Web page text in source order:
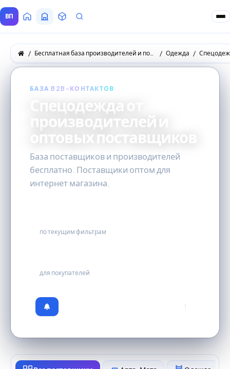
ВП ГлавнаяВсе Поставщики
ТоварыЗапросы покупателей
Бесплатная база производителей и поставщиков товаров оптом Одежда
БАЗА B2B-КОНТАКТОВ
Спецодежда от
производителей и
оптовых поставщиков
База поставщиков и производителей
бесплатно. Поставщики оптом для
интернет магазина.
по текущим фильтрам
для покупателей
1